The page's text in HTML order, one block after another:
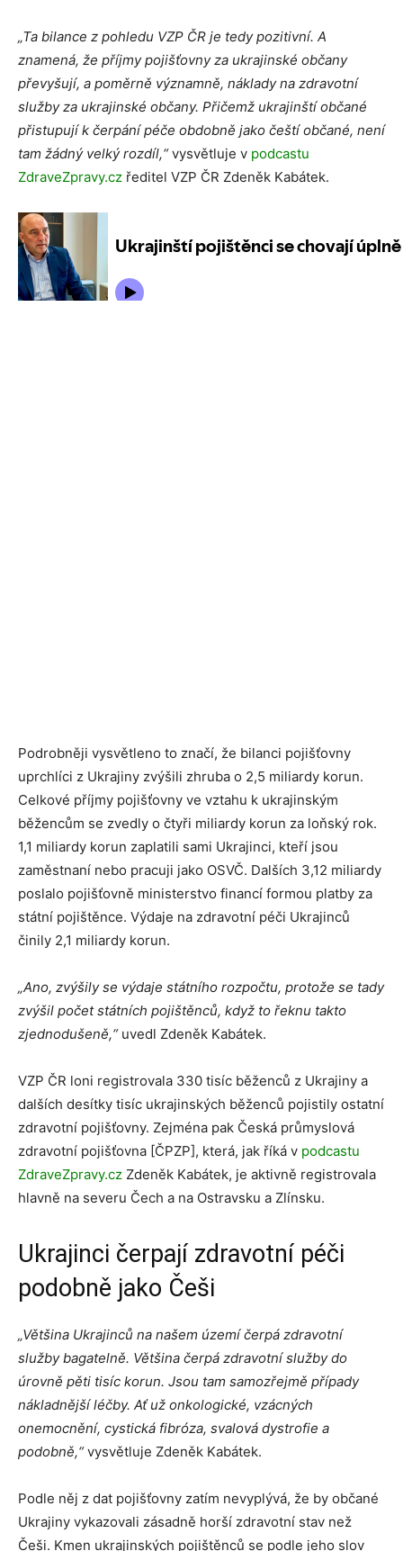
„Ta bilance z pohledu VZP ČR je tedy pozitivní. A
znamená, že příjmy pojišťovny za ukrajinské občany
převyšují, a poměrně významně, náklady na zdravotní
služby za ukrajinské občany. Přičemž ukrajinští občané
přistupují k čerpání péče obdobně jako čeští občané, není
tam žádný velký rozdíl,“vysvětluje v podcastu
ZdraveZpravy.cz ředitel VZP ČR Zdeněk Kabátek.
Podrobněji vysvětleno to značí, že bilanci pojišťovny
uprchlíci z Ukrajiny zvýšili zhruba o 2,5 miliardy korun.
Celkové příjmy pojišťovny ve vztahu k ukrajinským
běžencům se zvedly o čtyři miliardy korun za loňský rok.
1,1 miliardy korun zaplatili sami Ukrajinci, kteří jsou
zaměstnaní nebo pracuji jako OSVČ. Dalších 3,12 miliardy
poslalo pojišťovně ministerstvo financí formou platby za
státní pojištěnce. Výdaje na zdravotní péči Ukrajinců
činily 2,1 miliardy korun.
„Ano, zvýšily se výdaje státního rozpočtu, protože se tady
zvýšil počet státních pojištěnců, když to řeknu takto
zjednodušeně,“uvedl Zdeněk Kabátek.
VZP ČR loni registrovala 330 tisíc běženců z Ukrajiny a
dalších desítky tisíc ukrajinských běženců pojistily ostatní
zdravotní pojišťovny. Zejména pak Česká průmyslová
zdravotní pojišťovna [ČPZP], která, jak říká v podcastu
ZdraveZpravy.cz Zdeněk Kabátek, je aktivně registrovala
hlavně na severu Čech a na Ostravsku a Zlínsku.
Ukrajinci čerpají zdravotní péči
podobně jako Češi
„Většina Ukrajinců na našem území čerpá zdravotní
služby bagatelně. Většina čerpá zdravotní služby do
úrovně pěti tisíc korun. Jsou tam samozřejmě případy
nákladnější léčby. Ať už onkologické, vzácných
onemocnění, cystická fibróza, svalová dystrofie a
podobně,“vysvětluje Zdeněk Kabátek.
Podle něj z dat pojišťovny zatím nevyplývá, že by občané
Ukrajiny vykazovali zásadně horší zdravotní stav než
Češi. Kmen ukrajinských pojištěnců se podle jeho slov